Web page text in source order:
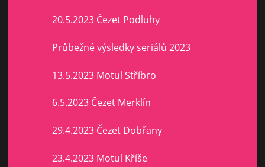
20.5.2023 Čezet Podluhy
Průbežné výsledky seriálů 2023
13.5.2023 Motul Stříbro
6.5.2023 Čezet Merklín
29.4.2023 Čezet Dobřany
23.4.2023 Motul Kříše